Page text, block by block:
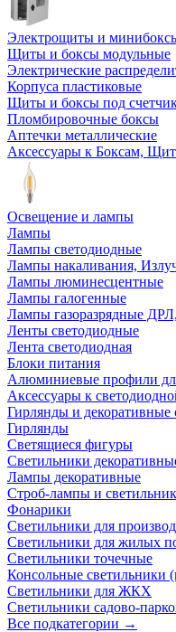
Электрощиты и
Щиты и боксы модульные
Электрические
Корпуса пластиковые
Щиты и боксы под
Пломбировочные боксы
Аптечки металлические
Аксессуары к Боксам,
Освещение и лампы
Лампы
Лампы светодиодные
Лампы накаливания,
Лампы люминесцентные
Лампы галогенные
Лампы газоразрядные
Ленты светодиодные
Лента светодиодная
Блоки питания
Алюминиевые профили
Аксессуары к
Гирлянды и декоративные
Гирлянды
Светящиеся фигуры
Светильники
Лампы декоративные
Строб-лампы и
Фонарики
Светильники для
Светильники для жилых
Светильники точечные
Консольные светильники
Светильники для ЖКХ
Светильники садово-
Все подкатегории →